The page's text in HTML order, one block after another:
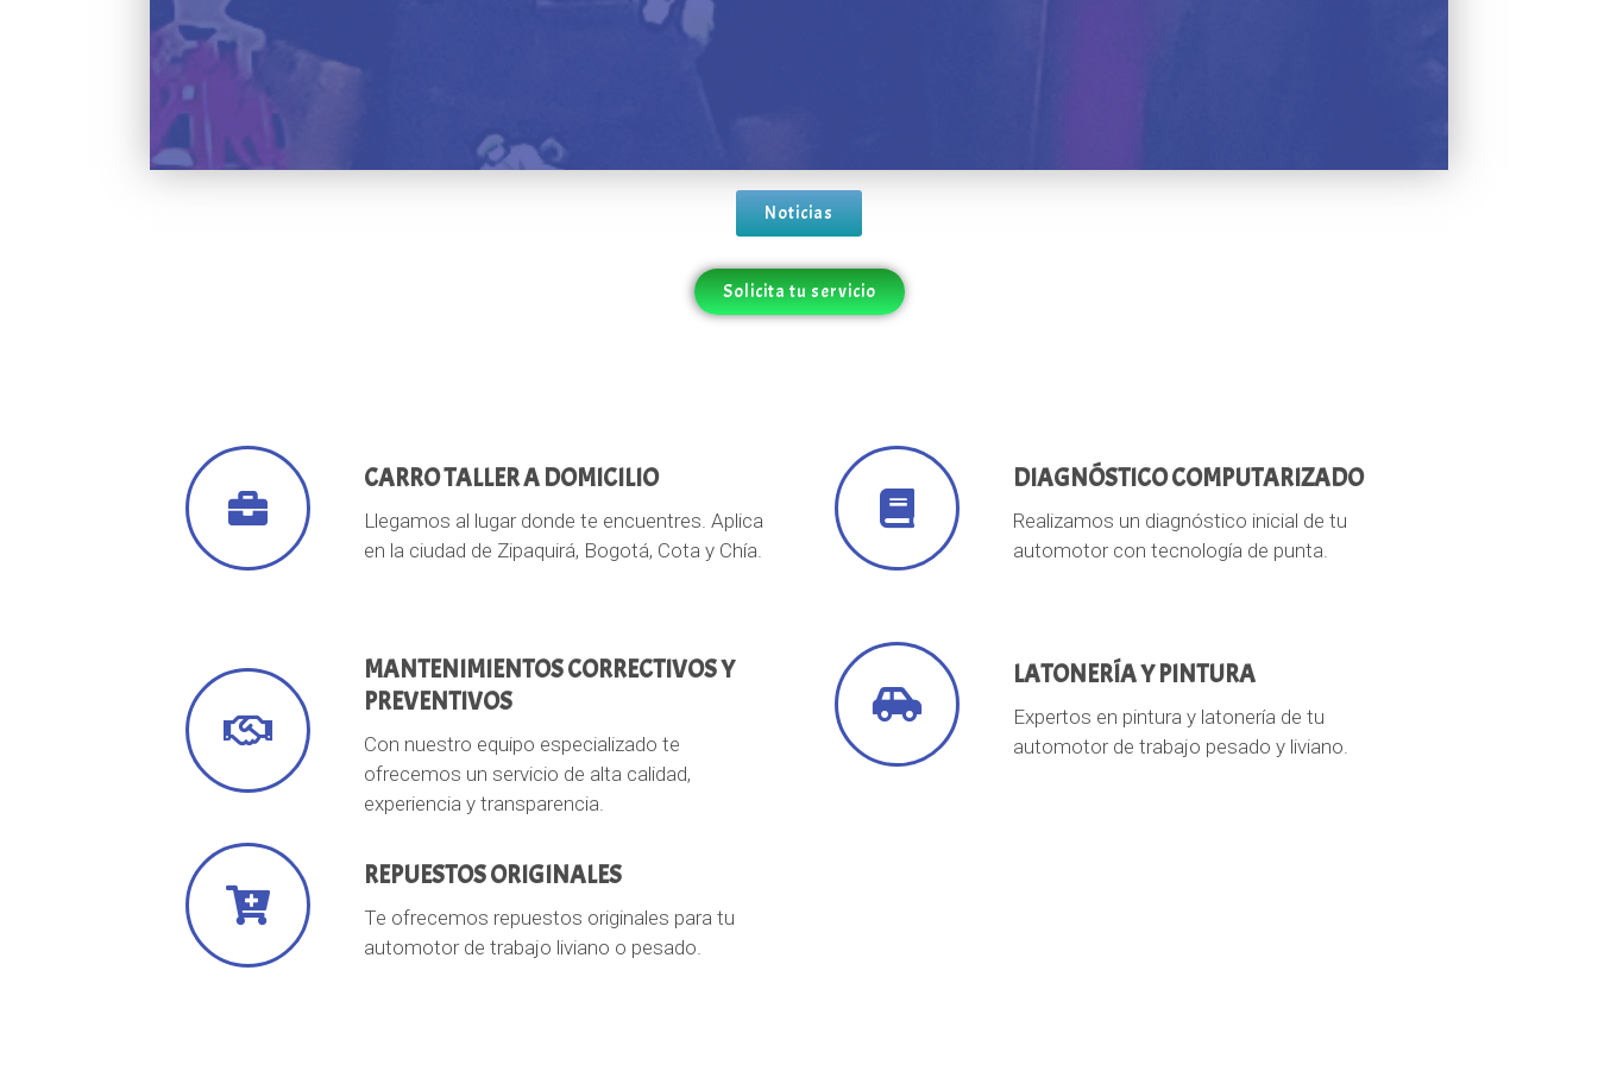
Noticias
Solicita tu servicio
CARRO TALLER A DOMICILIO
Llegamos al lugar donde te encuentres. Aplica
en la ciudad de Zipaquirá, Bogotá, Cota y Chía.
MANTENIMIENTOS CORRECTIVOS Y
PREVENTIVOS
Con nuestro equipo especializado te
ofrecemos un servicio de alta calidad,
experiencia y transparencia.
REPUESTOS ORIGINALES
Te ofrecemos repuestos originales para tu
automotor de trabajo liviano o pesado.
DIAGNÓSTICO COMPUTARIZADO
Realizamos un diagnóstico inicial de tu
automotor con tecnología de punta.
LATONERÍA Y PINTURA
Expertos en pintura y latonería de tu
automotor de trabajo pesado y liviano.